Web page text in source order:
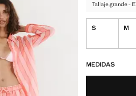
Tallaje grande -
S M
MEDIDAS